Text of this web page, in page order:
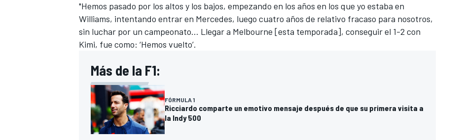
WRC
"Hemos pasado por los altos y los bajos, empezando en los años en los que yo estaba en
Williams, intentando entrar en Mercedes, luego cuatro años de relativo fracaso para nosotros,
sin luchar por un campeonato… Llegar a Melbourne [esta temporada], conseguir el 1-2 con
Kimi, fue como: ‘Hemos vuelto’.
Más de la F1:
FÓRMULA 1
Ricciardo comparte un emotivo mensaje después de que su primera visita a
la Indy 500